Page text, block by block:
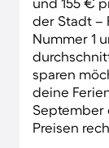
der Stadt –
Nummer 1
sparen
deine
September
Preisen